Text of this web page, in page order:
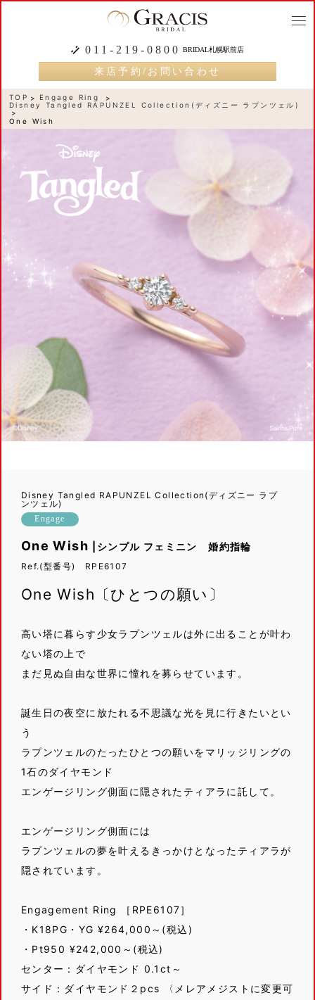
011-219-0800 BRIDAL札幌駅前店
来店予約/お問い合わせ
TOP
Engage Ring
Disney Tangled RAPUNZEL Collection(ディズニー ラプンツェル)
One Wish
Disney Tangled RAPUNZEL Collection(ディズニー ラプ
ンツェル)
Engage
One Wish |シンプル フェミニン 婚約指輪
Ref.(型番号) RPE6107
One Wish〔ひとつの願い〕
高い塔に暮らす少女ラプンツェルは外に出ることが叶わ
ない塔の上で
まだ見ぬ自由な世界に憧れを募らせています。
誕生日の夜空に放たれる不思議な光を見に行きたいとい
う
ラプンツェルのたったひとつの願いをマリッジリングの
1石のダイヤモンド
エンゲージリング側面に隠されたティアラに託して。
エンゲージリング側面には
ラプンツェルの夢を叶えるきっかけとなったティアラが
隠されています。
Engagement Ring ［RPE6107］
・K18PG・YG ¥264,000～(税込)
・Pt950 ¥242,000～(税込)
センター：ダイヤモンド 0.1ct～
サイド：ダイヤモンド２pcs 〈メレアメジストに変更可